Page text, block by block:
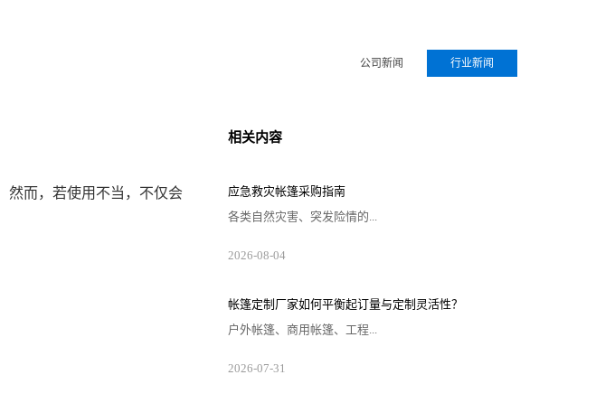
公司新闻 行业新闻
然而，若使用不当，不仅会
相关内容
应急救灾帐篷采购指南
各类自然灾害、突发险情的...
2026-08-04
帐篷定制厂家如何平衡起订量与定制灵活性？
户外帐篷、商用帐篷、工程...
2026-07-31